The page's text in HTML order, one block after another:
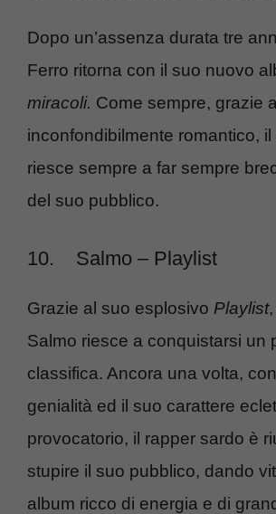
Dopo un’assenza durata tre
Ferro ritorna con il suo nuovo
miracoli. Come sempre, grazie
inconfondibilmente romantico,
riesce sempre a far sempre
del suo pubblico.
10. Salmo – Playlist
Grazie al suo esplosivo Playlist
Salmo riesce a conquistarsi un
classifica. Ancora una volta,
genialità ed il suo carattere
provocatorio, il rapper sardo è
stupire il suo pubblico, dando
album ricco di energia e di